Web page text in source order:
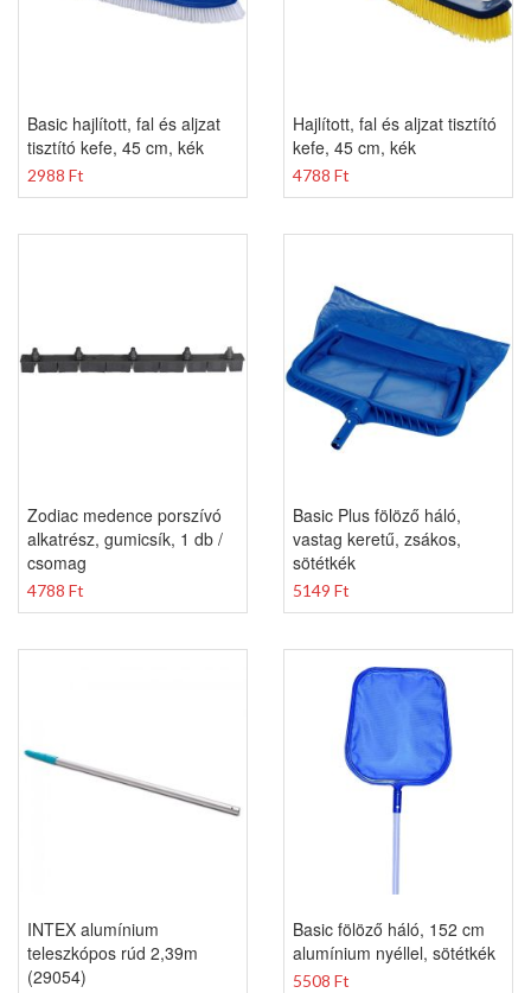
Basic hajlított, fal és aljzat
tisztító kefe, 45 cm, kék
2988 Ft
Hajlított, fal és aljzat tisztító
kefe, 45 cm, kék
4788 Ft
Zodiac medence porszívó
alkatrész, gumicsík, 1 db /
csomag
4788 Ft
Basic Plus fölöző háló,
vastag keretű, zsákos,
sötétkék
5149 Ft
INTEX alumínium
teleszkópos rúd 2,39m
(29054)
Basic fölöző háló, 152 cm
alumínium nyéllel, sötétkék
5508 Ft